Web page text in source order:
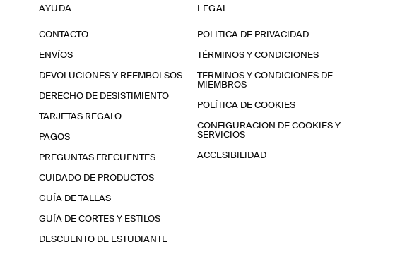
AYUDA
CONTACTO
ENVÍOS
DEVOLUCIONES Y REEMBOLSOS
DERECHO DE DESISTIMIENTO
TARJETAS REGALO
PAGOS
PREGUNTAS FRECUENTES
CUIDADO DE PRODUCTOS
GUÍA DE TALLAS
GUÍA DE CORTES Y ESTILOS
DESCUENTO DE ESTUDIANTE
LEGAL
POLÍTICA DE PRIVACIDAD
TÉRMINOS Y CONDICIONES
TÉRMINOS Y CONDICIONES DE
MIEMBROS
POLÍTICA DE COOKIES
CONFIGURACIÓN DE COOKIES Y
SERVICIOS
ACCESIBILIDAD